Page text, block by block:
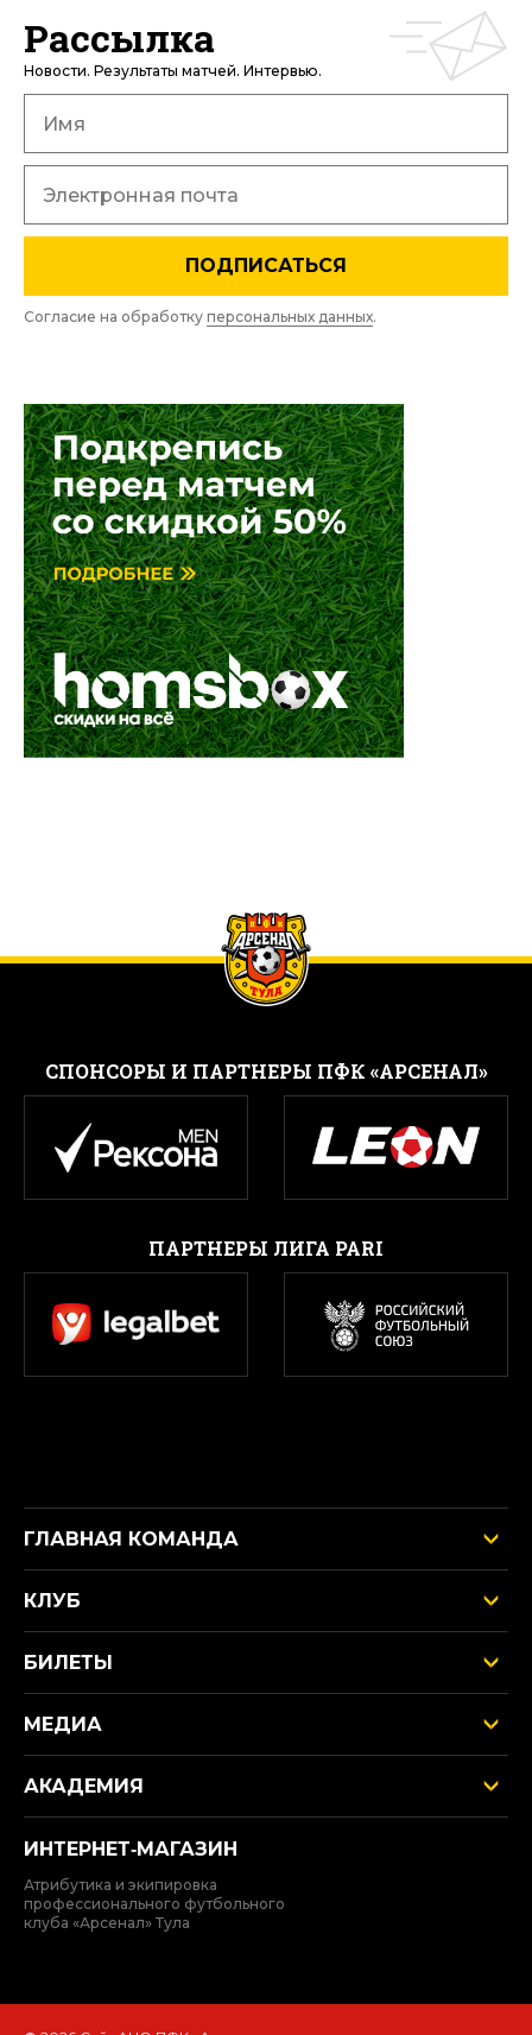
Рассылка
Новости. Результаты матчей. Интервью.
ПОДПИСАТЬСЯ
Согласие на обработку персональных данных.
CПОНСОРЫ И ПАРТНЕРЫ ПФК «АРСЕНАЛ»
ПАРТНЕРЫ ЛИГА PARI
ГЛАВНАЯ КОМАНДА
КЛУБ
БИЛЕТЫ
МЕДИА
АКАДЕМИЯ
ИНТЕРНЕТ‑МАГАЗИН
Атрибутика и экипировка
профессионального футбольного
клуба «Арсенал» Тула